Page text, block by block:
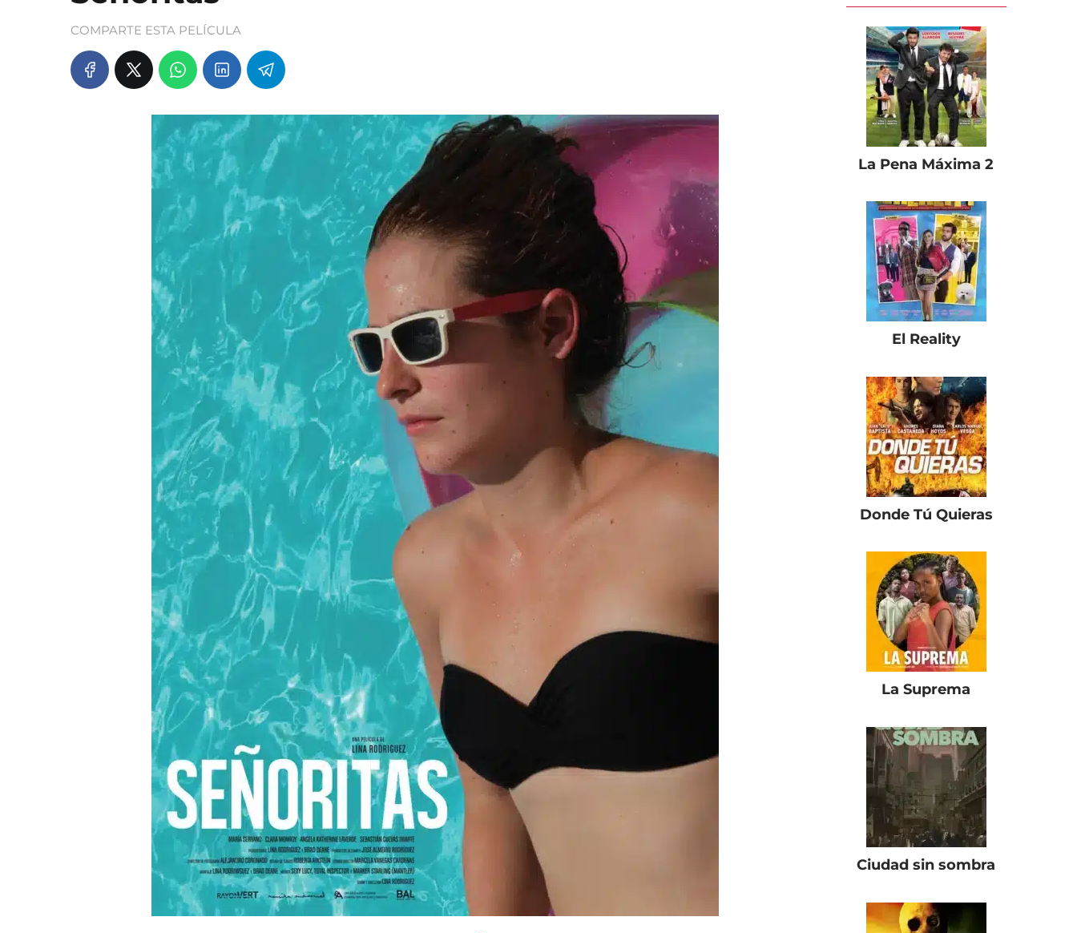
COMPARTE ESTA PELÍCULA
La Pena Máxima 2
El Reality
Donde Tú Quieras
La Suprema
Ciudad sin sombra